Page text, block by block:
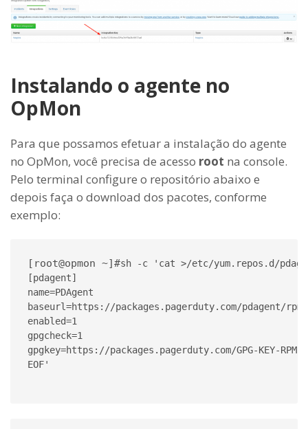
Instalando o agente no
OpMon
Para que possamos efetuar a instalação do agente
no OpMon, você precisa de acesso root na console.
Pelo terminal configure o repositório abaixo e
depois faça o download dos pacotes, conforme
exemplo:
[root@opmon ~]#sh -c 'cat >/etc/yum.repos.d/
[pdagent]
name=PDAgent
baseurl=https://packages.pagerduty.com/pdagent/rpm
enabled=1
gpgcheck=1
gpgkey=https://packages.pagerduty.com/GPG-KEY-RPM-
EOF'